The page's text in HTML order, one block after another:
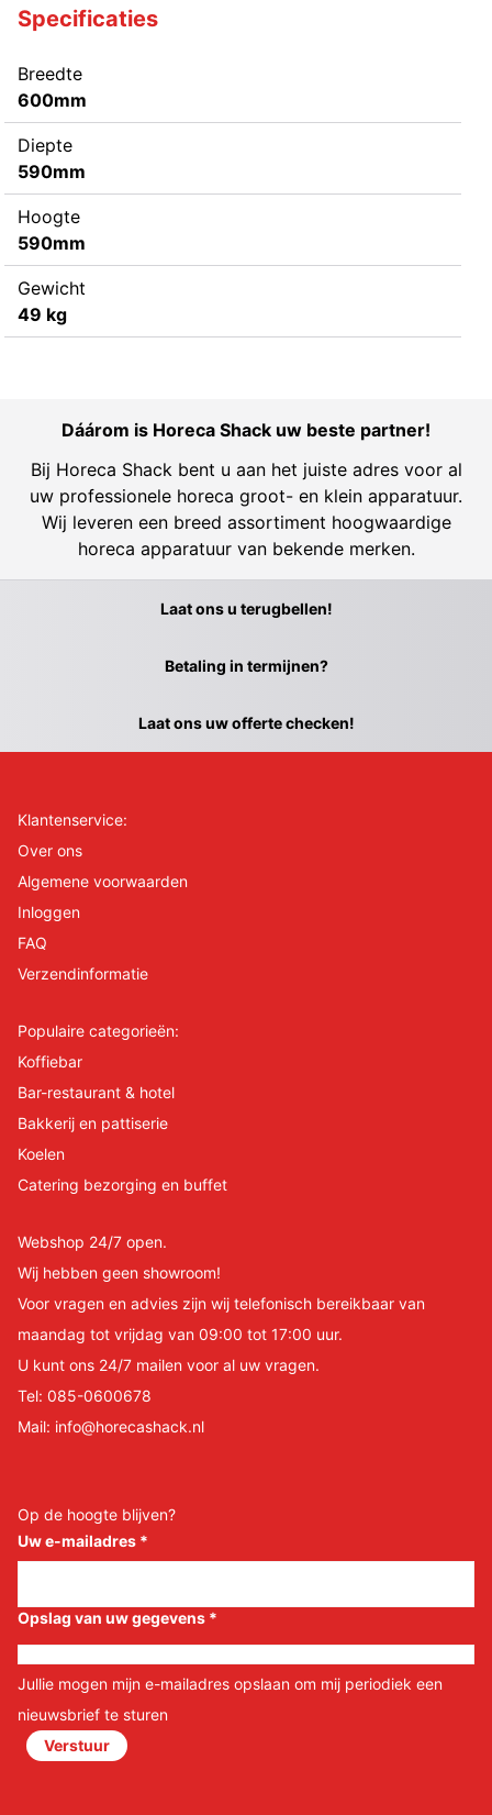
Specificaties
Breedte
600mm
Diepte
590mm
Hoogte
590mm
Gewicht
49 kg
Dáárom is Horeca Shack uw beste partner!
Bij Horeca Shack bent u aan het juiste adres voor al
uw professionele horeca groot- en klein apparatuur.
Wij leveren een breed assortiment hoogwaardige
horeca apparatuur van bekende merken.
Laat ons u terugbellen!
Betaling in termijnen?
Laat ons uw offerte checken!
Klantenservice:
Over ons
Algemene voorwaarden
Inloggen
FAQ
Verzendinformatie
Populaire categorieën:
Koffiebar
Bar-restaurant & hotel
Bakkerij en pattiserie
Koelen
Catering bezorging en buffet
Webshop 24/7 open.
Wij hebben geen showroom!
Voor vragen en advies zijn wij telefonisch bereikbaar van
maandag tot vrijdag van 09:00 tot 17:00 uur.
U kunt ons 24/7 mailen voor al uw vragen.
Tel: 085-0600678
Mail: info@horecashack.nl
Op de hoogte blijven?
Uw e-mailadres *
Opslag van uw gegevens *
Jullie mogen mijn e-mailadres opslaan om mij periodiek een
nieuwsbrief te sturen
Verstuur